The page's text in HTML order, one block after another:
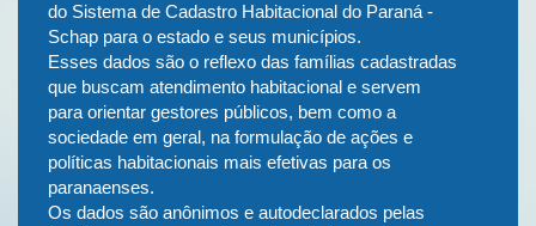
do Sistema de Cadastro Habitacional do Paraná -
Schap para o estado e seus municípios.
Esses dados são o reflexo das famílias cadastradas
que buscam atendimento habitacional e servem
para orientar gestores públicos, bem como a
sociedade em geral, na formulação de ações e
políticas habitacionais mais efetivas para os
paranaenses.
Os dados são anônimos e autodeclarados pelas